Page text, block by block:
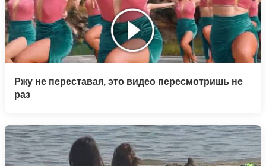
Ржу не переставая, это видео пересмотришь не
раз